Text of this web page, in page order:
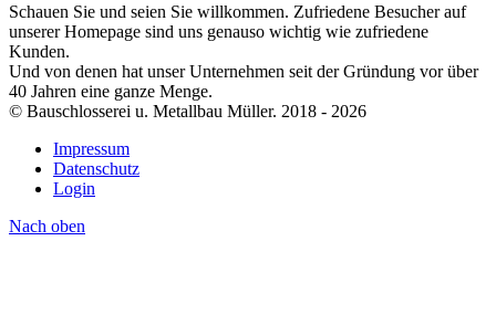
Schauen Sie und seien Sie willkommen. Zufriedene Besucher auf
unserer Homepage sind uns genauso wichtig wie zufriedene
Kunden.
Und von denen hat unser Unternehmen seit der Gründung vor über
40 Jahren eine ganze Menge.
© Bauschlosserei u. Metallbau Müller. 2018 - 2026
Impressum
Datenschutz
Login
Nach oben